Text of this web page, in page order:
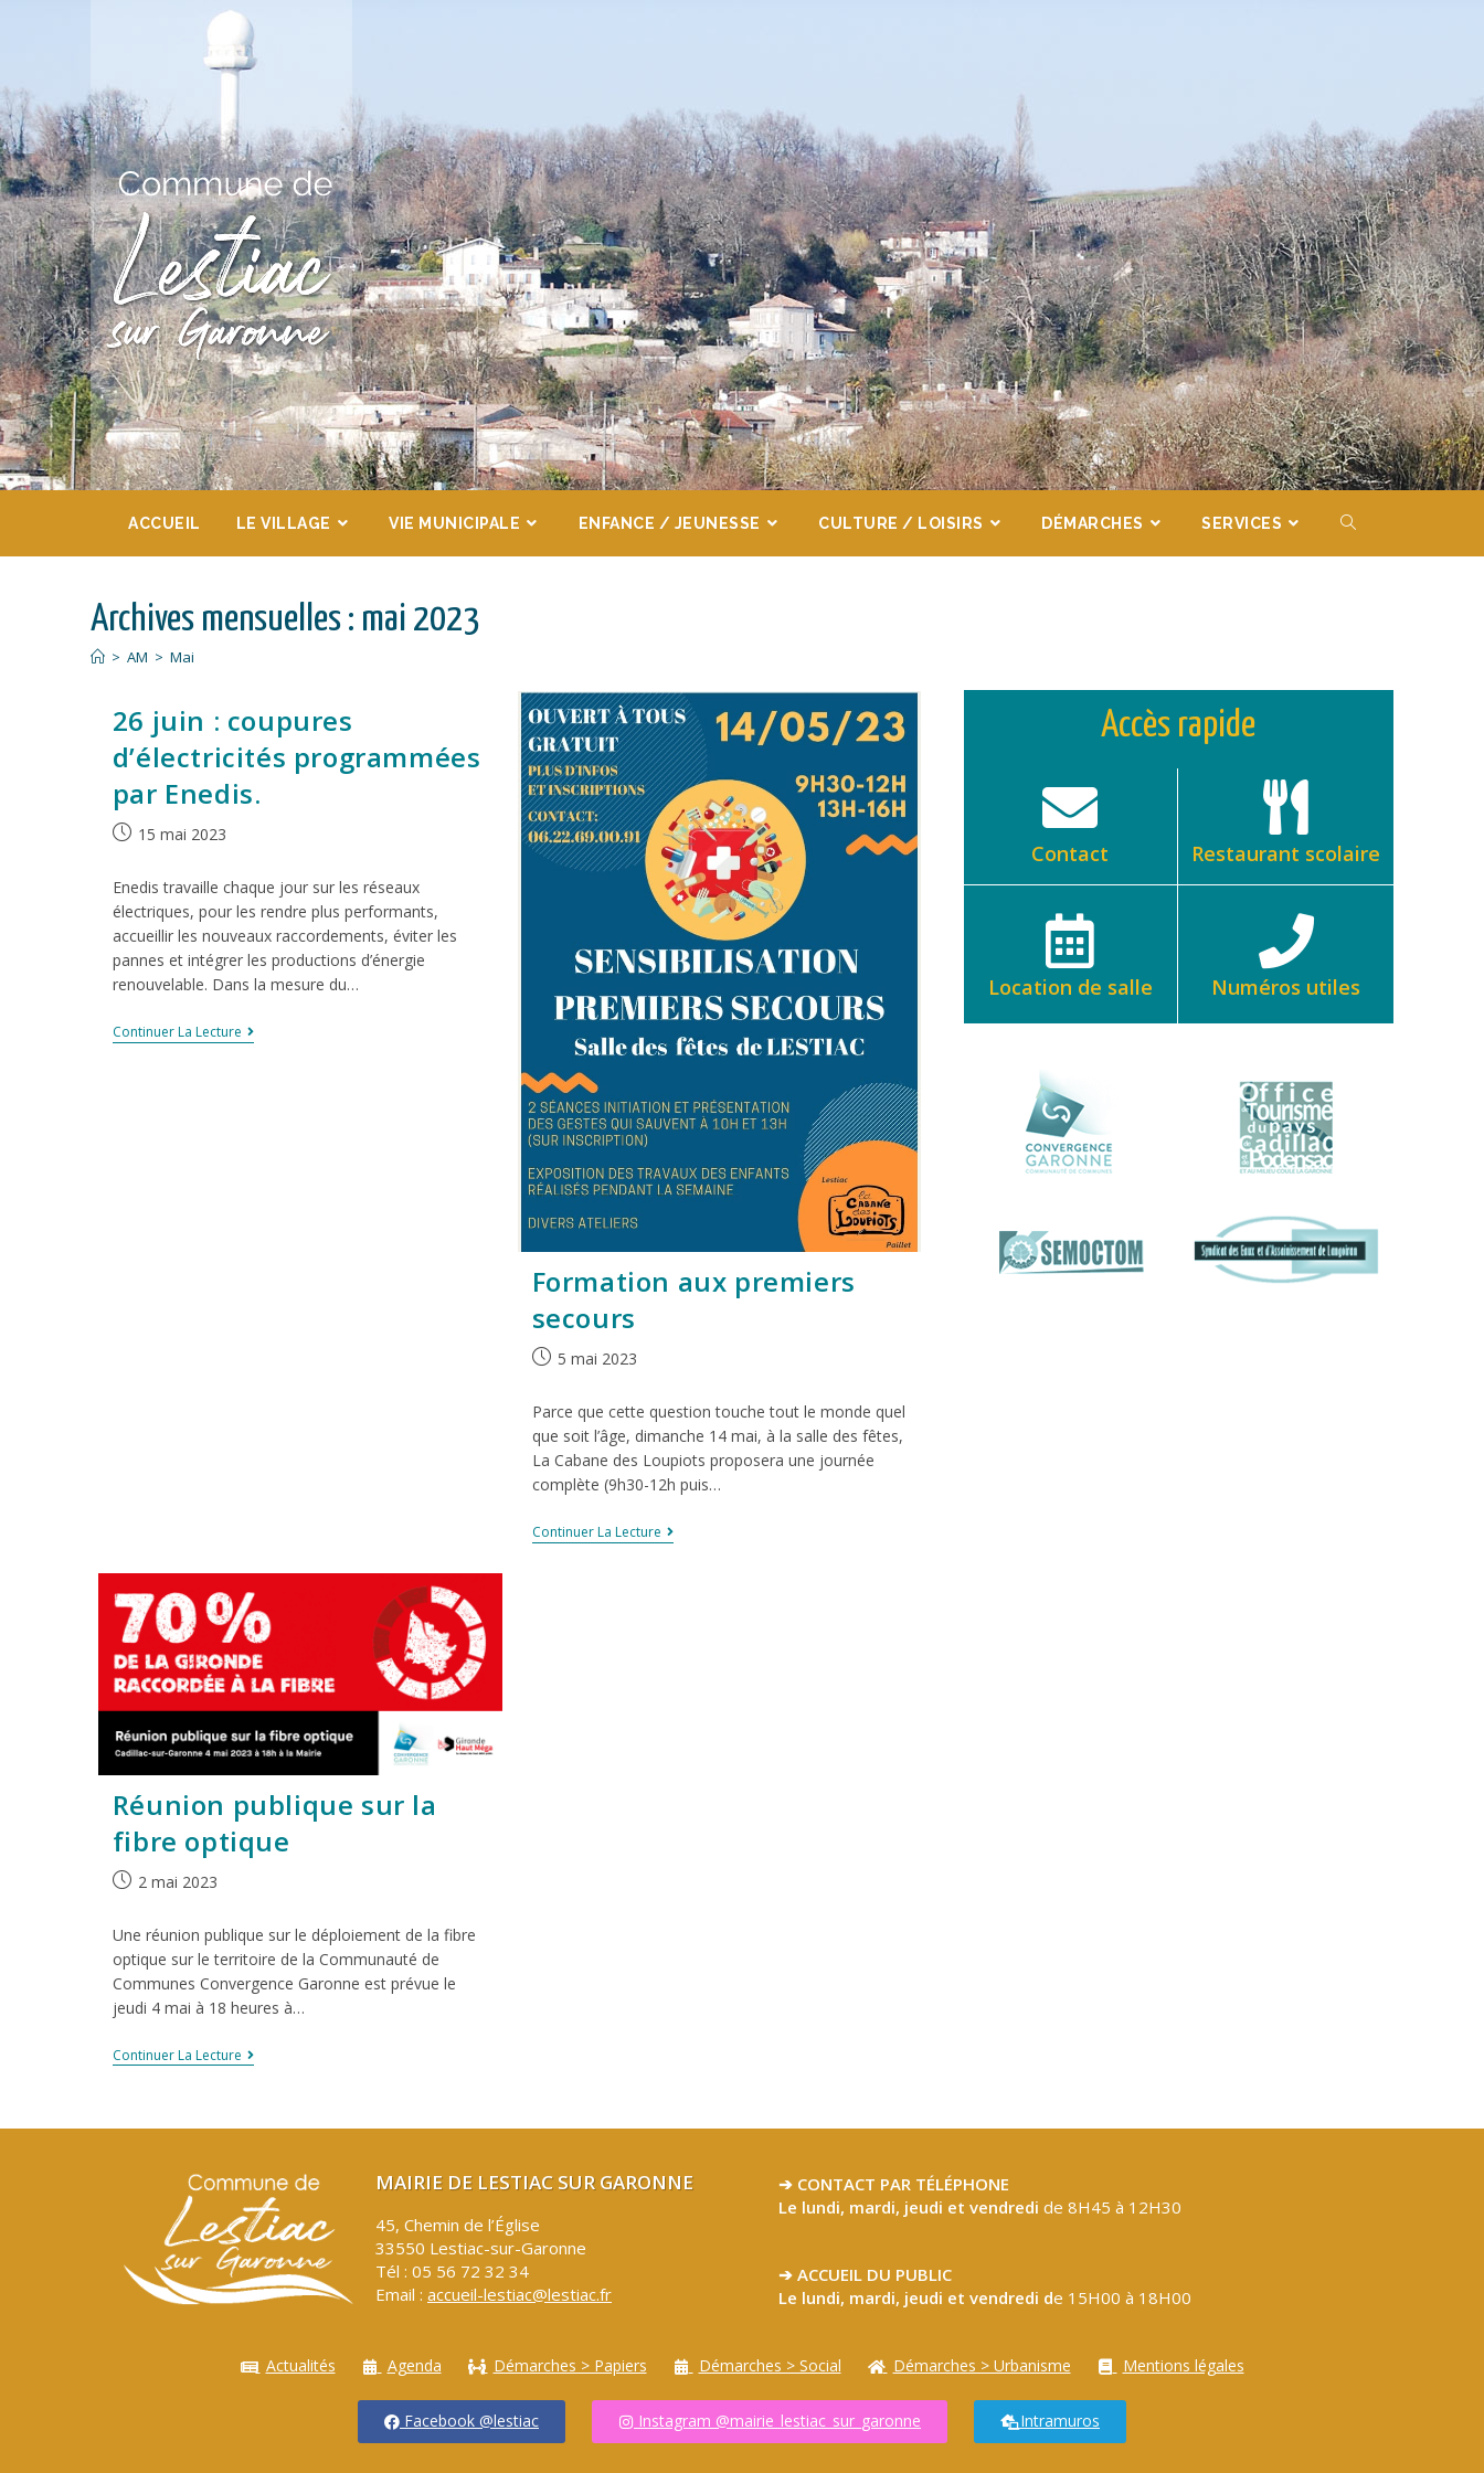
ACCUEIL LE VILLAGE VIE MUNICIPALE ENFANCE / JEUNESSE CULTURE / LOISIRS DÉMARCHES SERVICES
Archives mensuelles : mai 2023
> AM > Mai
26 juin : coupures
d’électricités programmées
par Enedis.
15 mai 2023
Enedis travaille chaque jour sur les réseaux
électriques, pour les rendre plus performants,
accueillir les nouveaux raccordements, éviter les
pannes et intégrer les productions d’énergie
renouvelable. Dans la mesure du…
Continuer La Lecture
Formation aux premiers
secours
5 mai 2023
Parce que cette question touche tout le monde quel
que soit l’âge, dimanche 14 mai, à la salle des fêtes,
La Cabane des Loupiots proposera une journée
complète (9h30-12h puis…
Continuer La Lecture
Réunion publique sur la
fibre optique
2 mai 2023
Une réunion publique sur le déploiement de la fibre
optique sur le territoire de la Communauté de
Communes Convergence Garonne est prévue le
jeudi 4 mai à 18 heures à…
Continuer La Lecture
Accès rapide
Contact Restaurant scolaire
Location de salle Numéros utiles
MAIRIE DE LESTIAC SUR GARONNE
45, Chemin de l’Église
33550 Lestiac-sur-Garonne
Tél : 05 56 72 32 34
Email : accueil-lestiac@lestiac.fr
➔ CONTACT PAR TÉLÉPHONE
Le lundi, mardi, jeudi et vendredi de 8H45 à 12H30
➔ ACCUEIL DU PUBLIC
Le lundi, mardi, jeudi et vendredi de 15H00 à 18H00
Actualités Agenda Démarches > Papiers Démarches > Social Démarches > Urbanisme Mentions légales
Facebook @lestiac Instagram @mairie_lestiac_sur_garonne Intramuros